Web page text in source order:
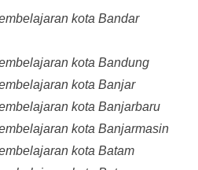
kota Bandar
kota Bandung
kota Banjar
kota Banjarbaru
kota Banjarmasin
kota Batam